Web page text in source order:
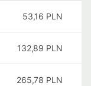
53,16 PLN
132,89 PLN
265,78 PLN